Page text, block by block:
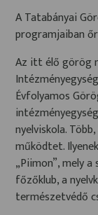
A Tatabányai
programjaiban
Az itt élő görög
Évfolyamos
nyelviskola.
működtet.
„Piimon”, mely
főzőklub, a
természetvédő